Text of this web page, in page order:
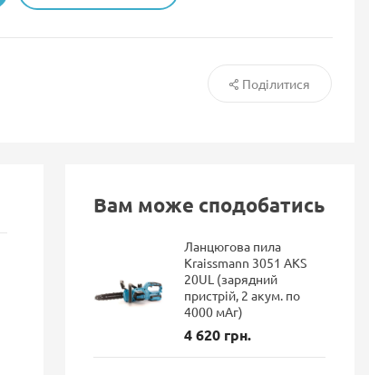
Поділитися
Вам може сподобатись
Ланцюгова пила
Kraissmann 3051 AKS
20UL (зарядний
пристрій, 2 акум. по
4000 мАг)
4 620 грн.